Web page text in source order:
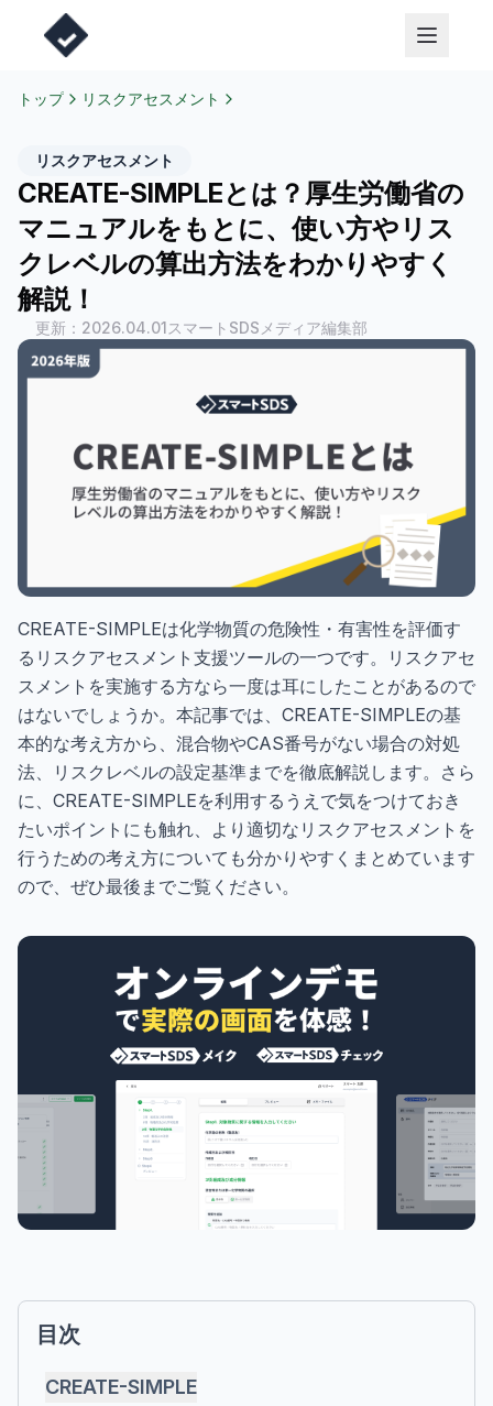
トップ リスクアセスメント
リスクアセスメント
CREATE-SIMPLEとは？厚生労働省の
マニュアルをもとに、使い方やリス
クレベルの算出方法をわかりやすく
解説！
更新： 2026.04.01スマートSDSメディア編集部
CREATE-SIMPLEは化学物質の危険性・有害性を評価す
るリスクアセスメント支援ツールの一つです。リスクアセ
スメントを実施する方なら一度は耳にしたことがあるので
はないでしょうか。本記事では、CREATE-SIMPLEの基
本的な考え方から、混合物やCAS番号がない場合の対処
法、リスクレベルの設定基準までを徹底解説します。さら
に、CREATE-SIMPLEを利用するうえで気をつけておき
たいポイントにも触れ、より適切なリスクアセスメントを
行うための考え方についても分かりやすくまとめています
ので、ぜひ最後までご覧ください。
目次
CREATE-SIMPLE